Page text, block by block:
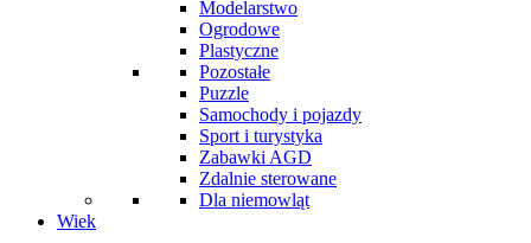
Modelarstwo
Ogrodowe
Plastyczne
Pozostałe
Puzzle
Samochody i pojazdy
Sport i turystyka
Zabawki AGD
Zdalnie sterowane
Dla niemowląt
Wiek